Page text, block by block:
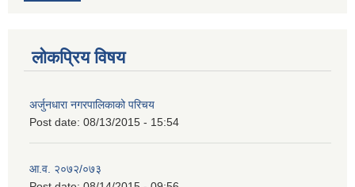
लोकप्रिय विषय
अर्जुनधारा नगरपालिकाको परिचय
Post date: 08/13/2015 - 15:54
आ.व. २०७२/०७३